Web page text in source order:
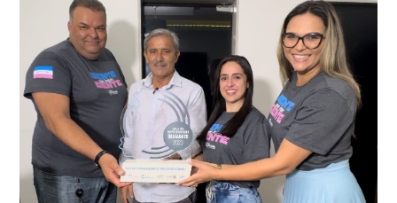
conta do sistema de videomonitoramento instalado
recentemente em todo o município de Presidente
Kennedy, o sistema é integrado com outros municípios
do país, sendo possível a identificação de veículos por
meio do cruzamento de informações, nesse caso
específico, com dados de uma cidade do Estado do Rio
de Janeiro.
“Mais de 100 câmeras foram instaladas na sede e no
interior de Presidente Kennedy, garantindo mais
segurança à população, seja nas ruas, no comércio, os
produtores agropecuários. Estamos no rumo certo,
parabéns a todos os servidores que contribuem para a
segurança da nossa cidade”, destaca o prefeito Dorlei
Fontão.